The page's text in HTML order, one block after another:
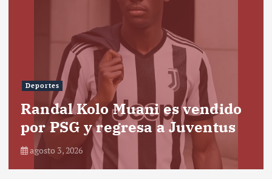
Deportes
Randal Kolo Muani es vendido
por PSG y regresa a Juventus
agosto 3, 2026